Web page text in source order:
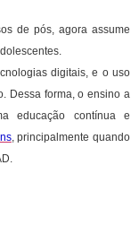
de pós, agora assume
digitais, e o uso
Dessa forma, o ensino a
educação contínua e
, principalmente quando